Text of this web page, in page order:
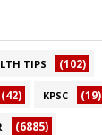
TIPS (102)
(42) KPSC (19)
(6885)